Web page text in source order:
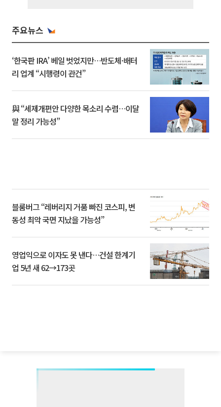
주요뉴스
‘한국판 IRA’ 베일 벗었지만…반도체·배터
리 업계 “시행령이 관건”
與 “세제개편안 다양한 목소리 수렴…이달
말 정리 가능성”
블룸버그 “레버리지 거품 빠진 코스피, 변
동성 최악 국면 지났을 가능성”
영업익으로 이자도 못 낸다…건설 한계기
업 5년 새 62→173곳